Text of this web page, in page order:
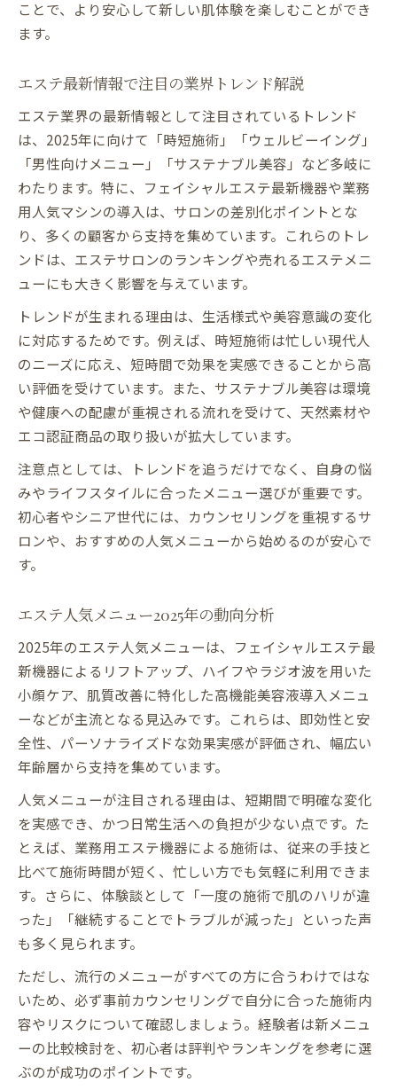
ことで、より安心して新しい肌体験を楽しむことができ
ます。
エステ最新情報で注目の業界トレンド解説
エステ業界の最新情報として注目されているトレンド
は、2025年に向けて「時短施術」「ウェルビーイング」
「男性向けメニュー」「サステナブル美容」など多岐に
わたります。特に、フェイシャルエステ最新機器や業務
用人気マシンの導入は、サロンの差別化ポイントとな
り、多くの顧客から支持を集めています。これらのトレ
ンドは、エステサロンのランキングや売れるエステメニ
ューにも大きく影響を与えています。
トレンドが生まれる理由は、生活様式や美容意識の変化
に対応するためです。例えば、時短施術は忙しい現代人
のニーズに応え、短時間で効果を実感できることから高
い評価を受けています。また、サステナブル美容は環境
や健康への配慮が重視される流れを受けて、天然素材や
エコ認証商品の取り扱いが拡大しています。
注意点としては、トレンドを追うだけでなく、自身の悩
みやライフスタイルに合ったメニュー選びが重要です。
初心者やシニア世代には、カウンセリングを重視するサ
ロンや、おすすめの人気メニューから始めるのが安心で
す。
エステ人気メニュー2025年の動向分析
2025年のエステ人気メニューは、フェイシャルエステ最
新機器によるリフトアップ、ハイフやラジオ波を用いた
小顔ケア、肌質改善に特化した高機能美容液導入メニュ
ーなどが主流となる見込みです。これらは、即効性と安
全性、パーソナライズドな効果実感が評価され、幅広い
年齢層から支持を集めています。
人気メニューが注目される理由は、短期間で明確な変化
を実感でき、かつ日常生活への負担が少ない点です。た
とえば、業務用エステ機器による施術は、従来の手技と
比べて施術時間が短く、忙しい方でも気軽に利用できま
す。さらに、体験談として「一度の施術で肌のハリが違
った」「継続することでトラブルが減った」といった声
も多く見られます。
ただし、流行のメニューがすべての方に合うわけではな
いため、必ず事前カウンセリングで自分に合った施術内
容やリスクについて確認しましょう。経験者は新メニュ
ーの比較検討を、初心者は評判やランキングを参考に選
ぶのが成功のポイントです。